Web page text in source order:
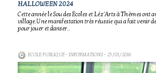
HALLOWEEN 2024
Cette année le Sou des Ecoles et Léz'Arts à Thèmes ont
village.Une manifestation très réussie qui a fait venir
pour jouer et danser..
ECOLE PUBLIQUE - INFORMATIONS- 25/01/2016